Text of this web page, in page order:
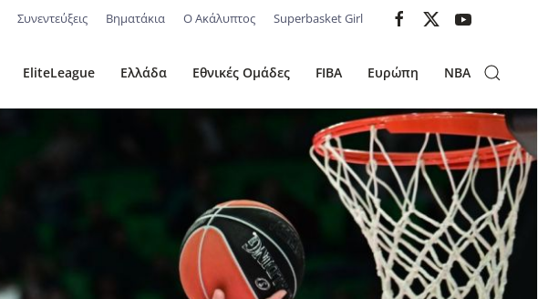
Συνεντεύξεις Βηματάκια Ο Ακάλυπτος Superbasket Girl
EliteLeague Ελλάδα Εθνικές Ομάδες FIBA Ευρώπη NBA